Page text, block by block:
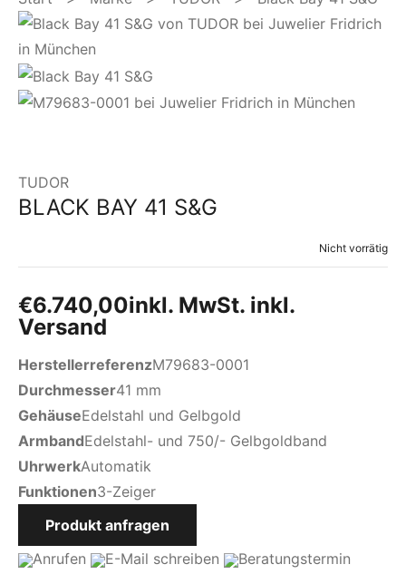
TUDOR
BLACK BAY 41 S&G
Nicht vorrätig
€6.740,00inkl. MwSt. inkl.
Versand
HerstellerreferenzM79683-0001
Durchmesser41 mm
GehäuseEdelstahl und Gelbgold
ArmbandEdelstahl- und 750/- Gelbgoldband
UhrwerkAutomatik
Funktionen3-Zeiger
Produkt anfragen
Anrufen
E-Mail schreiben
Beratungstermin